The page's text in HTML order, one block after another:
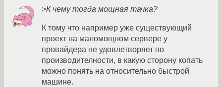
>К чему тогда мощная тачка?
К тому что например уже существующий
проект на маломощном сервере у
провайдера не удовлетворяет по
производителности, в какую сторону копать
можно понять на относительно быстрой
машине.